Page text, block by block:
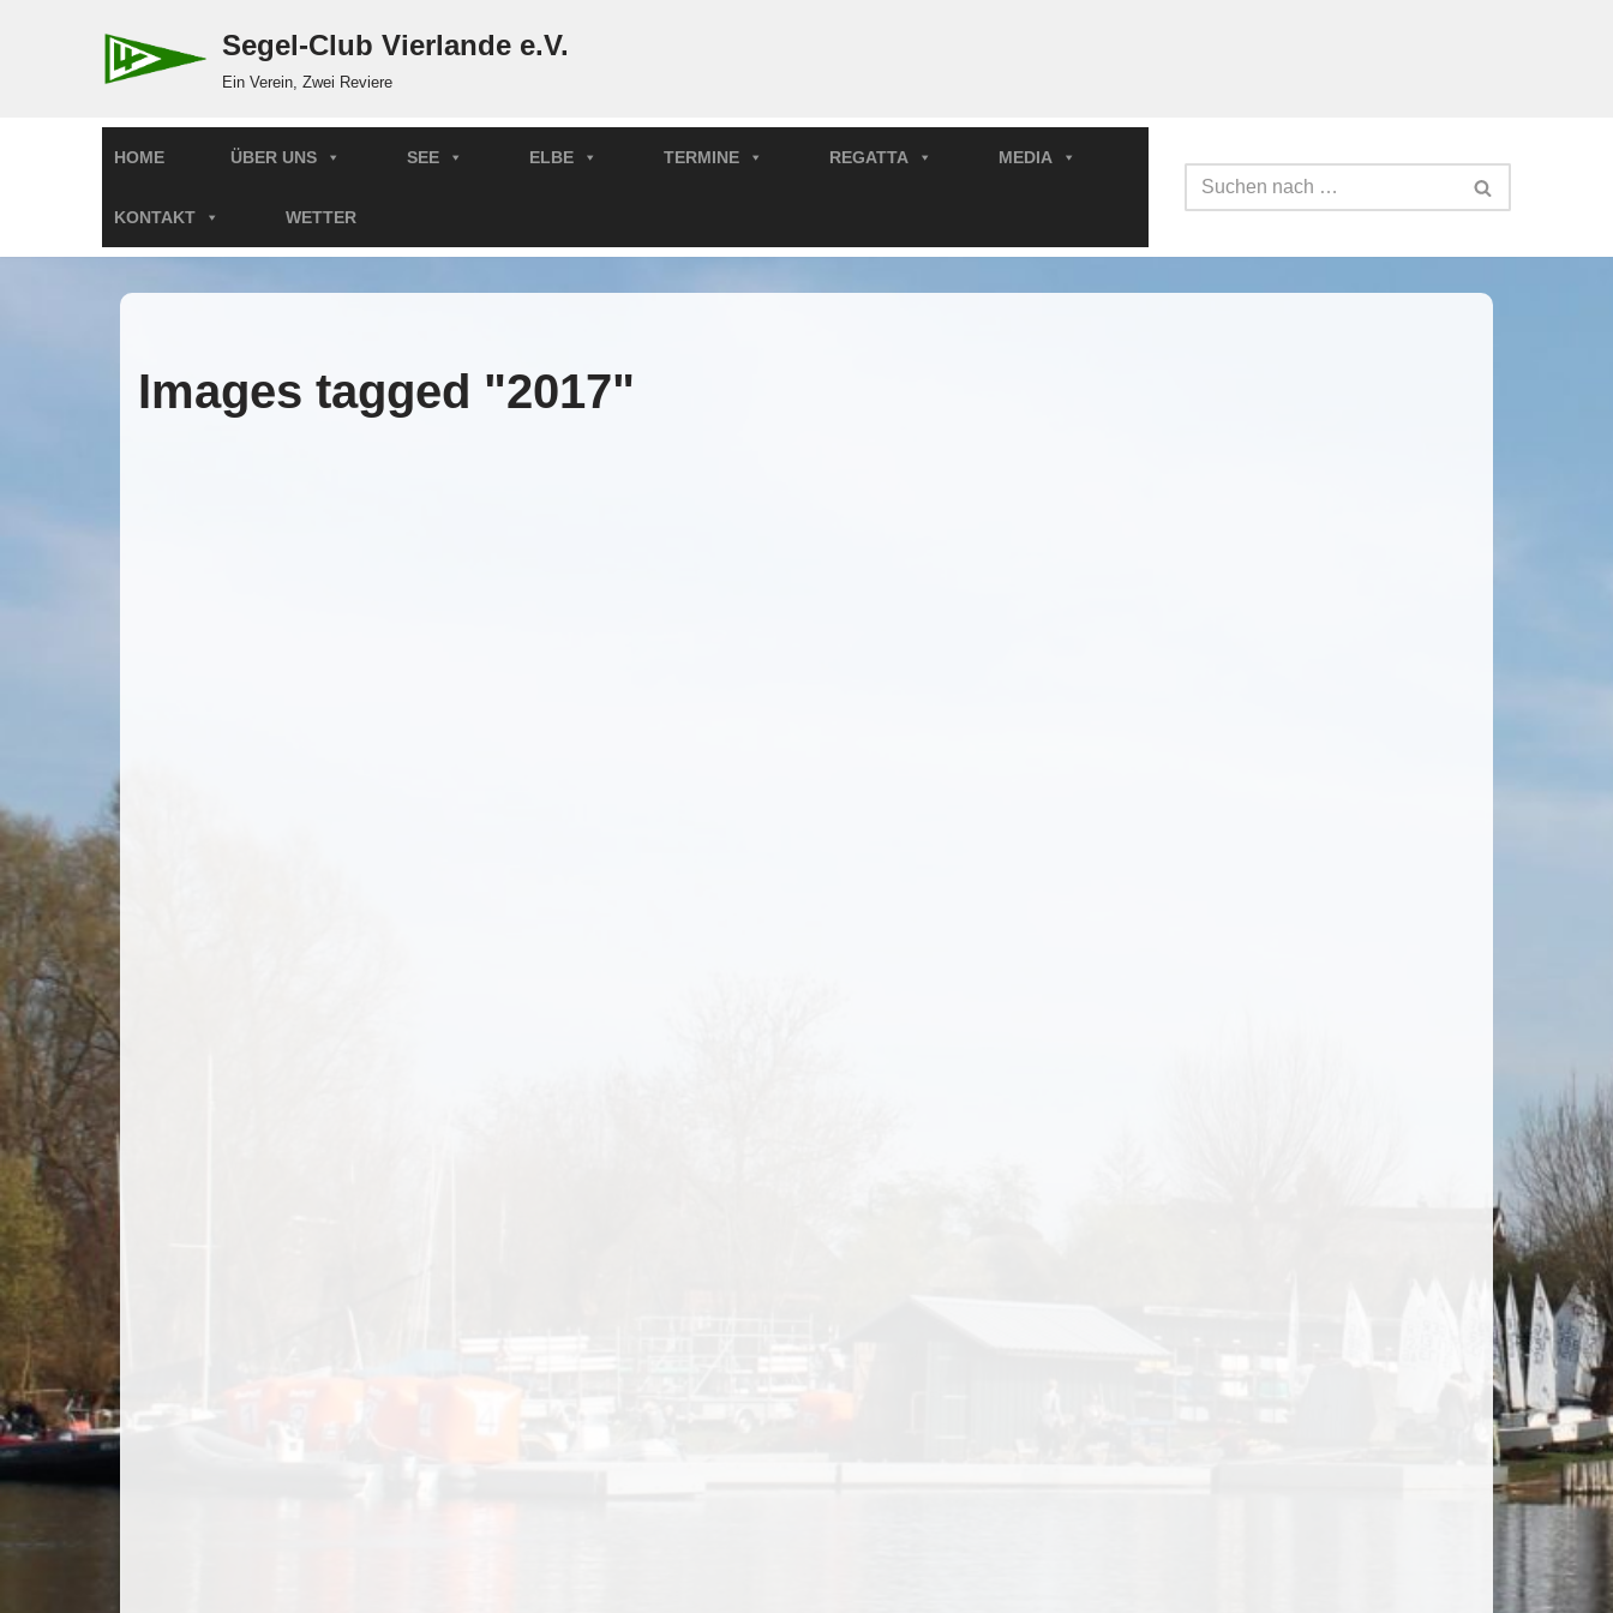
Segel-Club Vierlande e.V.
Ein Verein, Zwei Reviere
HOME ÜBER UNS SEE ELBE TERMINE REGATTA MEDIA
KONTAKT WETTER
Images tagged "2017"